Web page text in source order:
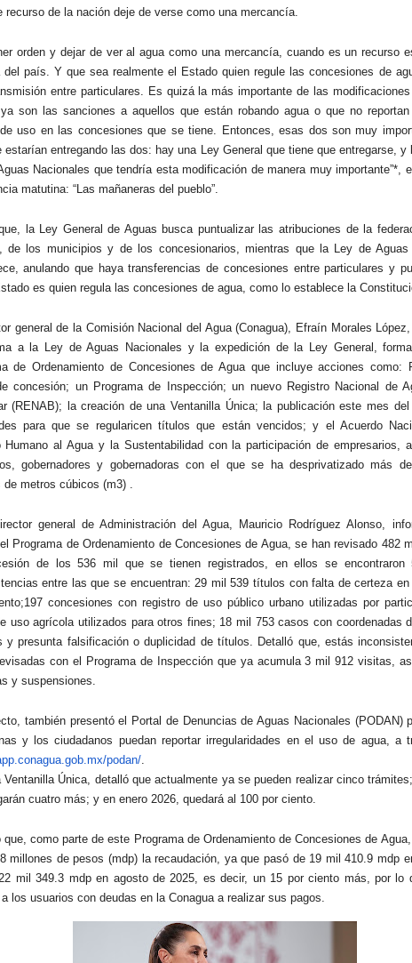
recurso de la nación deje de verse como una mercancía.
orden y dejar de ver al agua como una mercancía, cuando es un recurso
del país. Y que sea realmente el Estado quien regule las concesiones de
entre particulares. Es quizá la más importante de las
son las sanciones a aquellos que están robando agua o que no
uso en las concesiones que se tiene. Entonces, esas dos son muy
estarían entregando las dos: hay una Ley General que tiene que entregarse, y
Nacionales que tendría esta modificación de manera muy importante”*,
matutina: “Las mañaneras del pueblo”.
la Ley General de Aguas busca puntualizar las atribuciones de la
de los municipios y de los concesionarios, mientras que la Ley de Aguas
anulando que haya transferencias de concesiones entre particulares y
es quien regula las concesiones de agua, como lo establece la
general de la Comisión Nacional del Agua (Conagua), Efraín Morales
a la Ley de Aguas Nacionales y la expedición de la Ley General,
de Ordenamiento de Concesiones de Agua que incluye acciones como:
concesión; un Programa de Inspección; un nuevo Registro Nacional de
(RENAB); la creación de una Ventanilla Única; la publicación este mes
para que se regularicen títulos que están vencidos; y el Acuerdo
Humano al Agua y la Sustentabilidad con la participación de empresarios,
gobernadores y gobernadoras con el que se ha desprivatizado más
de metros cúbicos (m3) .
general de Administración del Agua, Mauricio Rodríguez Alonso,
Programa de Ordenamiento de Concesiones de Agua, se han revisado 482
de los 536 mil que se tienen registrados, en ellos se encontraron
entre las que se encuentran: 29 mil 539 títulos con falta de certeza
concesiones con registro de uso público urbano utilizadas por
uso agrícola utilizados para otros fines; 18 mil 753 casos con coordenadas
y presunta falsificación o duplicidad de títulos. Detalló que, estás
con el Programa de Inspección que ya acumula 3 mil 912 visitas,
y suspensiones.
también presentó el Portal de Denuncias de Aguas Nacionales (PODAN)
y los ciudadanos puedan reportar irregularidades en el uso de agua, a
podan/.
Ventanilla Única, detalló que actualmente ya se pueden realizar cinco
cuatro más; y en enero 2026, quedará al 100 por ciento.
que, como parte de este Programa de Ordenamiento de Concesiones de
millones de pesos (mdp) la recaudación, ya que pasó de 19 mil 410.9 mdp
mil 349.3 mdp en agosto de 2025, es decir, un 15 por ciento más, por lo
a los usuarios con deudas en la Conagua a realizar sus pagos.